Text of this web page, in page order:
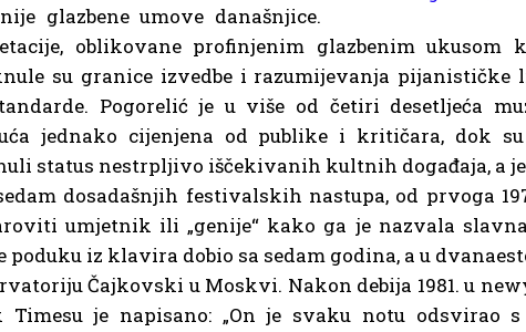
glazbene umove današnjice.
oblikovane profinjenim glazbenim ukusom
su granice izvedbe i razumijevanja pijanističke
Pogorelić je u više od četiri desetljeća
jednako cijenjena od publike i kritičara, dok
status nestrpljivo iščekivanih kultnih događaja, a
dosadašnjih festivalskih nastupa, od prvoga
umjetnik ili „genije“ kako ga je nazvala
iz klavira dobio sa sedam godina, a u
Čajkovski u Moskvi. Nakon debija 1981. u
Timesu je napisano: „On je svaku notu odsvirao